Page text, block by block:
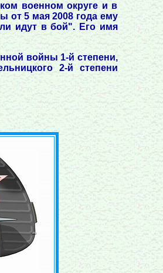
военном округе и в
от 5 мая 2008 года ему
идут в бой". Его имя
войны 1-й степени,
2-й степени